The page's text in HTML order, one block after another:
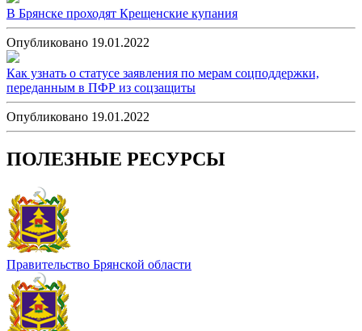
В Брянске проходят Крещенские купания
Опубликовано 19.01.2022
Как узнать о статусе заявления по мерам соцподдержки,
переданным в ПФР из соцзащиты
Опубликовано 19.01.2022
ПОЛЕЗНЫЕ РЕСУРСЫ
Правительство Брянской области